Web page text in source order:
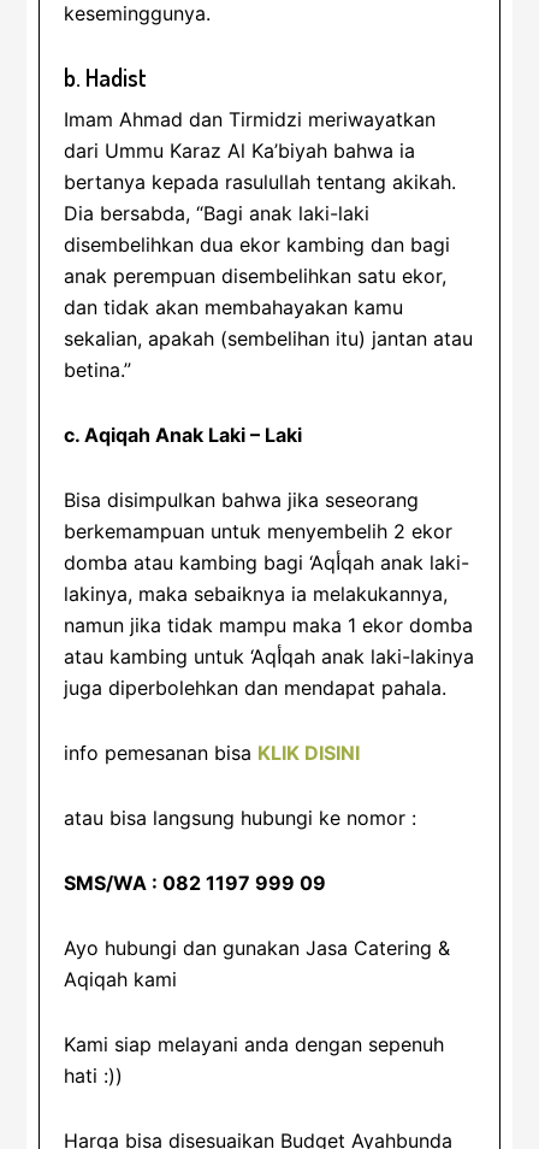
keseminggunya.
b. Hadist
Imam Ahmad dan Tirmidzi meriwayatkan
dari Ummu Karaz Al Ka’biyah bahwa ia
bertanya kepada rasulullah tentang akikah.
Dia bersabda, “Bagi anak laki-laki
disembelihkan dua ekor kambing dan bagi
anak perempuan disembelihkan satu ekor,
dan tidak akan membahayakan kamu
sekalian, apakah (sembelihan itu) jantan atau
betina.”
c. Aqiqah Anak Laki – Laki
Bisa disimpulkan bahwa jika seseorang
berkemampuan untuk menyembelih 2 ekor
domba atau kambing bagi ‘Aqأqah anak laki-
lakinya, maka sebaiknya ia melakukannya,
namun jika tidak mampu maka 1 ekor domba
atau kambing untuk ‘Aqأqah anak laki-lakinya
juga diperbolehkan dan mendapat pahala.
info pemesanan bisa KLIK DISINI
atau bisa langsung hubungi ke nomor :
SMS/WA : 082 1197 999 09
Ayo hubungi dan gunakan Jasa Catering &
Aqiqah kami
Kami siap melayani anda dengan sepenuh
hati :))
Harga bisa disesuaikan Budget Ayahbunda